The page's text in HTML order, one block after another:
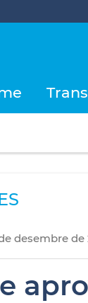
desembre de